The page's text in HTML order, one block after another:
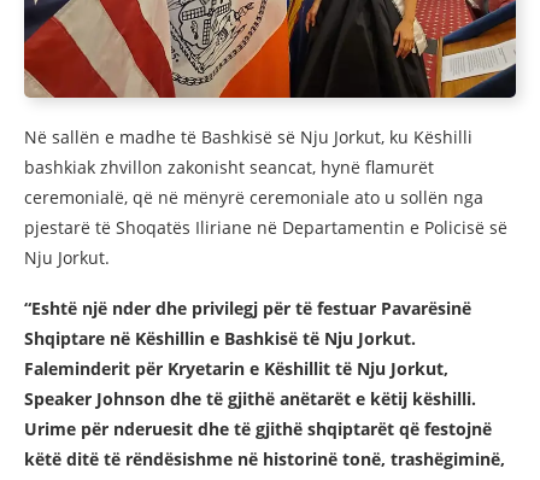
Në sallën e madhe të Bashkisë së Nju Jorkut, ku Këshilli
bashkiak zhvillon zakonisht seancat, hynë flamurët
ceremonialë, që në mënyrë ceremoniale ato u sollën nga
pjestarë të Shoqatës Iliriane në Departamentin e Policisë së
Nju Jorkut.
“Eshtë një nder dhe privilegj për të festuar Pavarësinë
Shqiptare në Këshillin e Bashkisë të Nju Jorkut.
Faleminderit për Kryetarin e Këshillit të Nju Jorkut,
Speaker Johnson dhe të gjithë anëtarët e këtij këshilli.
Urime për nderuesit dhe të gjithë shqiptarët që festojnë
këtë ditë të rëndësishme në historinë tonë, trashëgiminë,